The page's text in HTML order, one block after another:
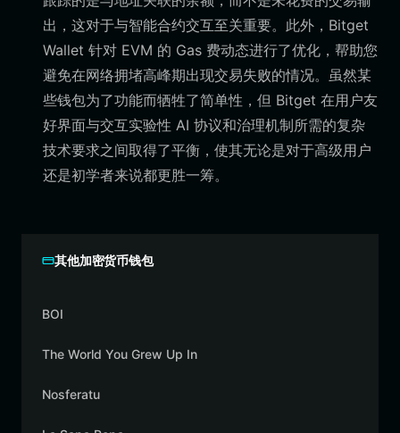
出，这对于与智能合约交互至关重要。此外，Bitget
Wallet 针对 EVM 的 Gas 费动态进行了优化，帮助您
避免在网络拥堵高峰期出现交易失败的情况。虽然某
些钱包为了功能而牺牲了简单性，但 Bitget 在用户友
好界面与交互实验性 AI 协议和治理机制所需的复杂
技术要求之间取得了平衡，使其无论是对于高级用户
还是初学者来说都更胜一筹。
其他加密货币钱包
BOI
The World You Grew Up In
Nosferatu